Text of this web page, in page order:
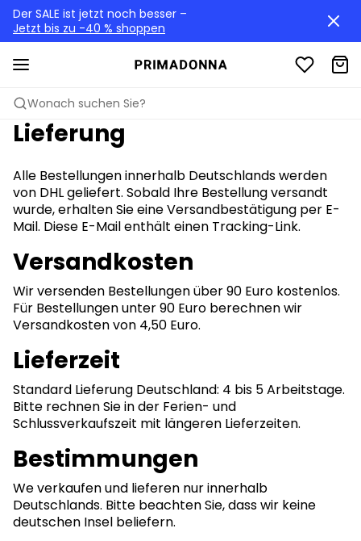
Der SALE ist jetzt noch besser –
Jetzt bis zu -40 % shoppen
Wonach suchen Sie?
Lieferung
Alle Bestellungen innerhalb Deutschlands werden
von DHL geliefert. Sobald Ihre Bestellung versandt
wurde, erhalten Sie eine Versandbestätigung per E-
Mail. Diese E-Mail enthält einen Tracking-Link.
Versandkosten
Wir versenden Bestellungen über 90 Euro kostenlos.
Für Bestellungen unter 90 Euro berechnen wir
Versandkosten von 4,50 Euro.
Lieferzeit
Standard Lieferung Deutschland: 4 bis 5 Arbeitstage.
Bitte rechnen Sie in der Ferien- und
Schlussverkaufszeit mit längeren Lieferzeiten.
Bestimmungen
We verkaufen und lieferen nur innerhalb
Deutschlands. Bitte beachten Sie, dass wir keine
deutschen Insel beliefern.